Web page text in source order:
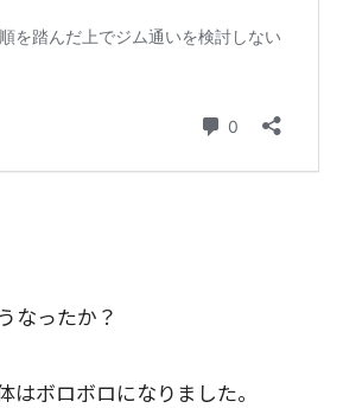
なったか？
はボロボロになりました。